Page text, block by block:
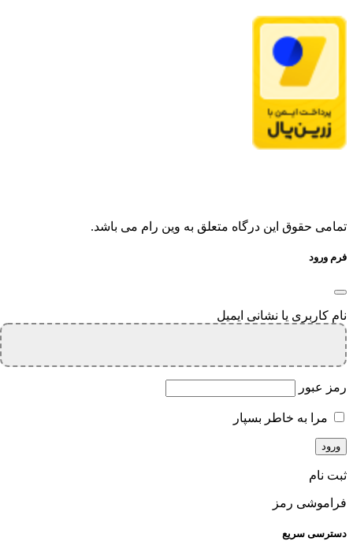
تمامی حقوق این درگاه متعلق به وین رام می باشد.
فرم ورود
نام کاربری یا نشانی ایمیل
رمز عبور
مرا به خاطر بسپار
ثبت نام
فراموشی رمز
دسترسی سریع